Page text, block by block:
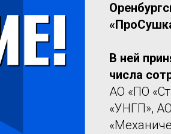
В ней
числа
АО «ПО
«УНГП»,